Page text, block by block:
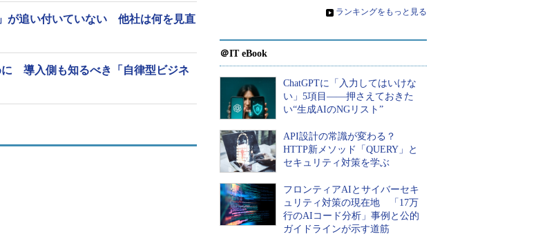
が追い付いていない 他社は何を見直
導入側も知るべき「自律型ビジネ
» ランキングをもっと見る
＠IT eBook
ChatGPTに「入力してはいけな
い」5項目――押さえておきた
い“生成AIのNGリスト”
API設計の常識が変わる？
HTTP新メソッド「QUERY」と
セキュリティ対策を学ぶ
フロンティアAIとサイバーセキ
ュリティ対策の現在地 「17万
行のAIコード分析」事例と公的
ガイドラインが示す道筋